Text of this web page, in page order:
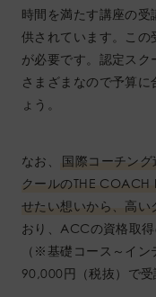
時間を満たす講座の
供されています。この
が必要です。認定スク
さまざまなので予算
ょう。
なお、
国際コーチン
クールのTHE
せたい想いから、高い
おり、ACCの資格取
（※基礎コース～イ
90,000円（税抜）で受